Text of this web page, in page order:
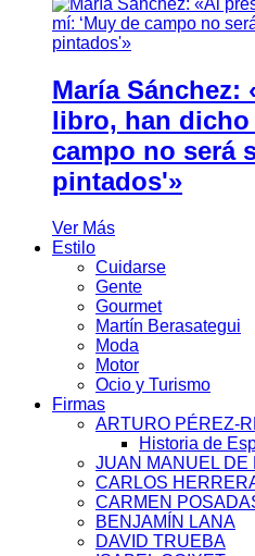
María Sánchez:
libro, han dicho
campo no será
pintados'»
Ver Más
Estilo
Cuidarse
Gente
Gourmet
Martín Berasategui
Moda
Motor
Ocio y Turismo
Firmas
ARTURO PÉREZ-
Historia de
JUAN MANUEL DE
CARLOS
CARMEN
BENJAMÍN LANA
DAVID TRUEBA